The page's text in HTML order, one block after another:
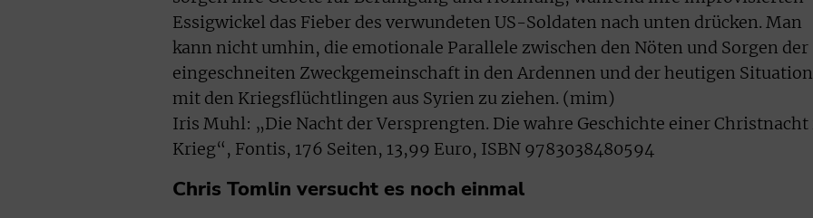
Essigwickel das Fieber des verwundeten US-Soldaten nach unten drücken. Man
kann nicht umhin, die emotionale Parallele zwischen den Nöten und Sorgen der
eingeschneiten Zweckgemeinschaft in den Ardennen und der heutigen Situation
mit den Kriegsflüchtlingen aus Syrien zu ziehen. (mim)
Iris Muhl: „Die Nacht der Versprengten. Die wahre Geschichte einer Christnacht
Krieg“, Fontis, 176 Seiten, 13,99 Euro, ISBN 9783038480594
Chris Tomlin versucht es noch einmal